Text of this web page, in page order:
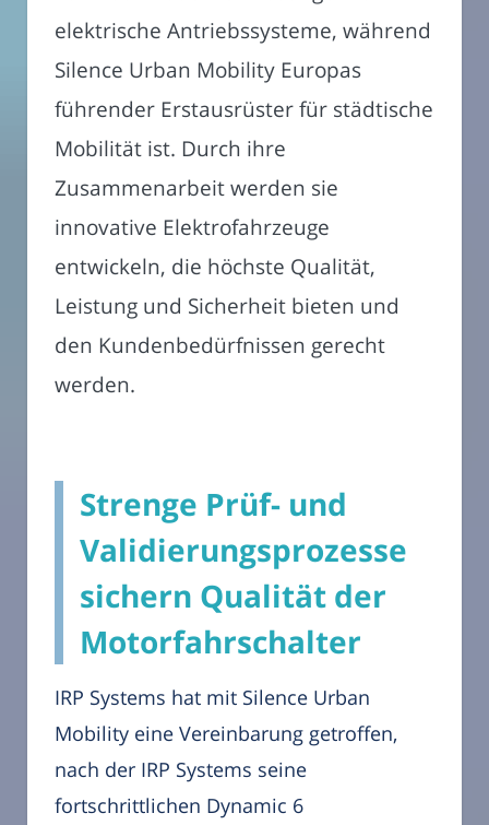
elektrische Antriebssysteme, während
Silence Urban Mobility Europas
führender Erstausrüster für städtische
Mobilität ist. Durch ihre
Zusammenarbeit werden sie
innovative Elektrofahrzeuge
entwickeln, die höchste Qualität,
Leistung und Sicherheit bieten und
den Kundenbedürfnissen gerecht
werden.
Strenge Prüf- und
Validierungsprozesse
sichern Qualität der
Motorfahrschalter
IRP Systems hat mit Silence Urban
Mobility eine Vereinbarung getroffen,
nach der IRP Systems seine
fortschrittlichen Dynamic 6